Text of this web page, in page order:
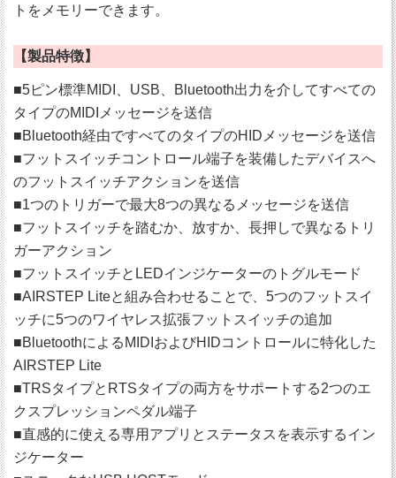
トをメモリーできます。
【製品特徴】
■5ピン標準MIDI、USB、Bluetooth出力を介してすべての
タイプのMIDIメッセージを送信
■Bluetooth経由ですべてのタイプのHIDメッセージを送信
■フットスイッチコントロール端子を装備したデバイスへ
のフットスイッチアクションを送信
■1つのトリガーで最大8つの異なるメッセージを送信
■フットスイッチを踏むか、放すか、長押しで異なるトリ
ガーアクション
■フットスイッチとLEDインジケーターのトグルモード
■AIRSTEP Liteと組み合わせることで、5つのフットスイ
ッチに5つのワイヤレス拡張フットスイッチの追加
■BluetoothによるMIDIおよびHIDコントロールに特化した
AIRSTEP Lite
■TRSタイプとRTSタイプの両方をサポートする2つのエ
クスプレッションペダル端子
■直感的に使える専用アプリとステータスを表示するイン
ジケーター